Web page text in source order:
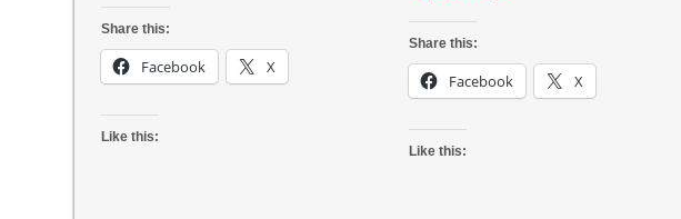
Share this:
Facebook X
Like this:
Share this:
Facebook X
Like this: